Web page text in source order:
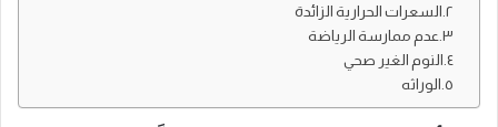
السعرات الحرارية الزائدة
عدم ممارسة الرياضة
النوم الغير صحي
الوراثه